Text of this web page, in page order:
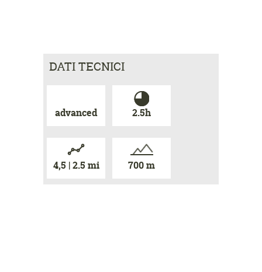
DATI TECNICI
advanced 2.5h
4,5 | 2.5 mi 700 m